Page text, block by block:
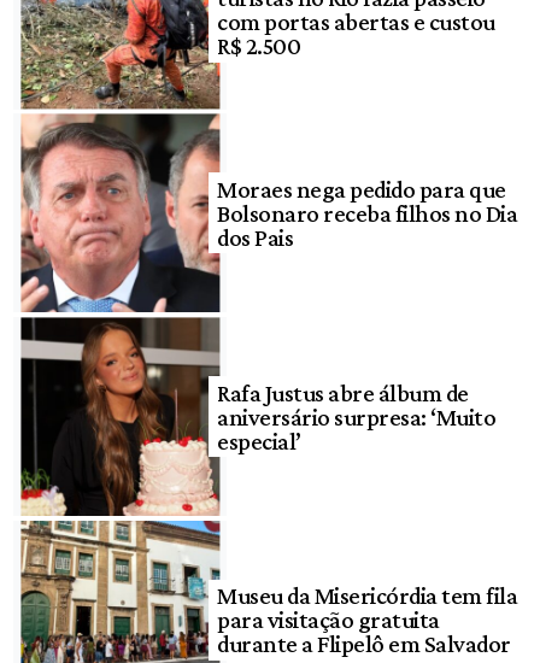
com portas abertas e custou
R$ 2.500
Moraes nega pedido para que
Bolsonaro receba filhos no Dia
dos Pais
Rafa Justus abre álbum de
aniversário surpresa: ‘Muito
especial’
Museu da Misericórdia tem fila
para visitação gratuita
durante a Flipelô em Salvador